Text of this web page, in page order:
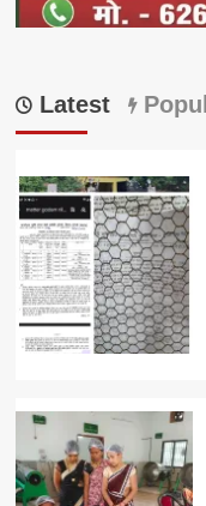
Latest